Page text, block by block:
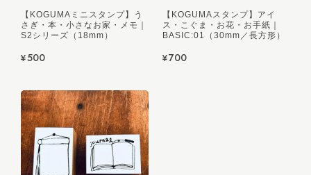
【KOGUMAミニスタンプ】う
さぎ・本・小さなお家・メモ｜
S2シリーズ（18mm）
¥500
【KOGUMAスタンプ】アイ
ス・こぐま・お花・お手紙｜
BASIC:01（30mm／長方形）
¥700